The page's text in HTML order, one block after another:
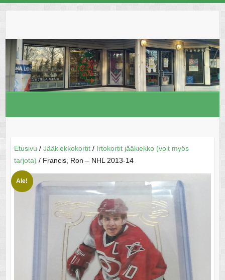
Etusivu / Jääkiekkokortit/ Irtokortit jääkiekko (voit myös
tarjota) / Francis, Ron – NHL 2013-14
Ale!